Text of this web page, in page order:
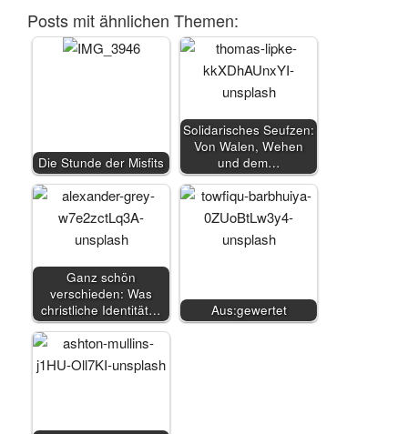
Posts mit ähnlichen Themen:
Die Stunde der Misfits
Solidarisches Seufzen:
Von Walen, Wehen
und dem…
Ganz schön
verschieden: Was
christliche Identität…
Aus:gewertet